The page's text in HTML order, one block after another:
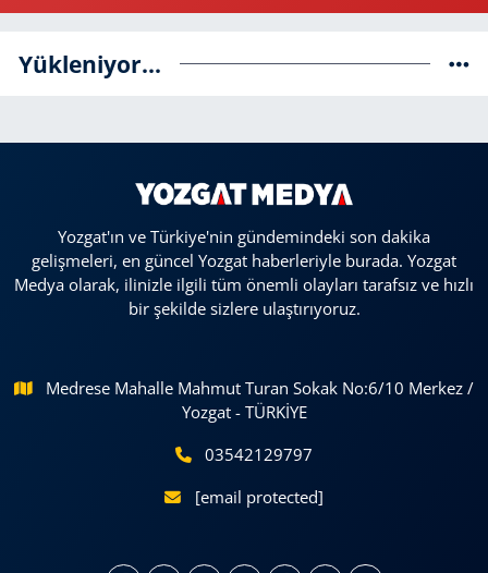
Yükleniyor...
Yozgat'ın ve Türkiye'nin gündemindeki son dakika
gelişmeleri, en güncel Yozgat haberleriyle burada. Yozgat
Medya olarak, ilinizle ilgili tüm önemli olayları tarafsız ve hızlı
bir şekilde sizlere ulaştırıyoruz.
Medrese Mahalle Mahmut Turan Sokak No:6/10 Merkez /
Yozgat - TÜRKİYE
03542129797
[email protected]